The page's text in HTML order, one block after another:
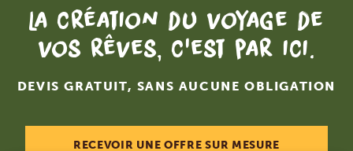
La création du voyage de
vos rêves, c'est par ici.
DEVIS GRATUIT, SANS AUCUNE OBLIGATION
RECEVOIR UNE OFFRE SUR MESURE